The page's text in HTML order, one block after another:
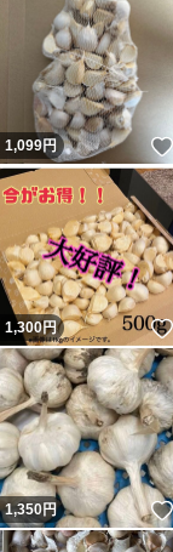
1,099円
1,300円
1,350円